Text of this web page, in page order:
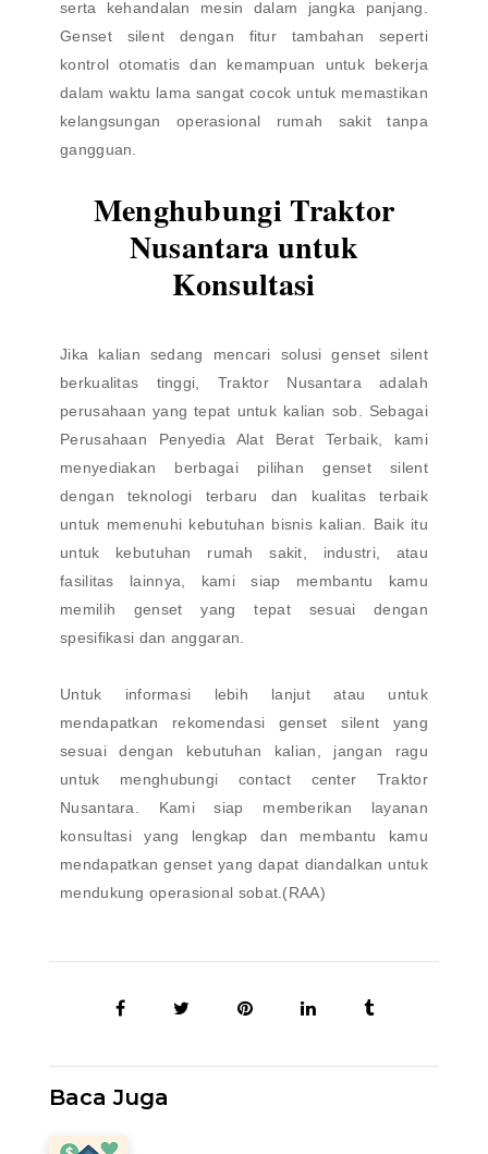
serta kehandalan mesin dalam jangka panjang.
Genset silent dengan fitur tambahan seperti
kontrol otomatis dan kemampuan untuk bekerja
dalam waktu lama sangat cocok untuk memastikan
kelangsungan operasional rumah sakit tanpa
gangguan.
Menghubungi Traktor
Nusantara untuk
Konsultasi
Jika kalian sedang mencari solusi genset silent
berkualitas tinggi, Traktor Nusantara adalah
perusahaan yang tepat untuk kalian sob. Sebagai
Perusahaan Penyedia Alat Berat Terbaik, kami
menyediakan berbagai pilihan genset silent
dengan teknologi terbaru dan kualitas terbaik
untuk memenuhi kebutuhan bisnis kalian. Baik itu
untuk kebutuhan rumah sakit, industri, atau
fasilitas lainnya, kami siap membantu kamu
memilih genset yang tepat sesuai dengan
spesifikasi dan anggaran.
Untuk informasi lebih lanjut atau untuk
mendapatkan rekomendasi genset silent yang
sesuai dengan kebutuhan kalian, jangan ragu
untuk menghubungi contact center Traktor
Nusantara. Kami siap memberikan layanan
konsultasi yang lengkap dan membantu kamu
mendapatkan genset yang dapat diandalkan untuk
mendukung operasional sobat.(RAA)
Baca Juga